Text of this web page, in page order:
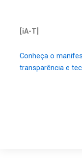
[iA-T]
Conheça o
transparência e